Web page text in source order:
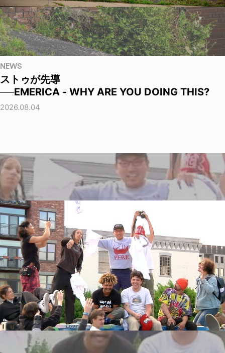
NEWS
ストゥが先導
──EMERICA - WHY ARE YOU DOING THIS?
2026.08.04